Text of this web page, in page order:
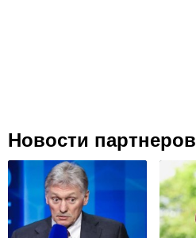
Новости партнеров